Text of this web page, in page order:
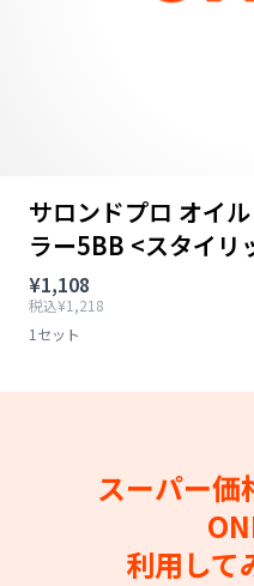
サロンドプロ オイ
ラー5BB <スタイリ
¥1,108
税込¥1,218
1セット
スーパー価
利用して